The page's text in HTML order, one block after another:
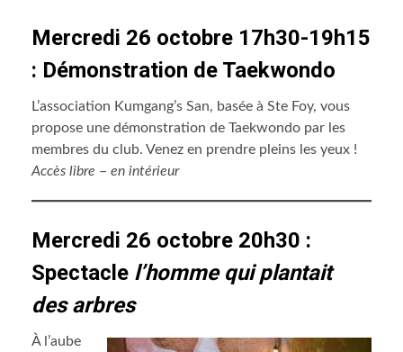
Mercredi 26 octobre 17h30-19h15
: Démonstration de Taekwondo
L’association Kumgang’s San, basée à Ste Foy, vous
propose une démonstration de Taekwondo par les
membres du club. Venez en prendre pleins les yeux !
Accès libre – en intérieur
Mercredi 26 octobre 20h30 :
Spectacle l’homme qui plantait
des arbres
À l’aube